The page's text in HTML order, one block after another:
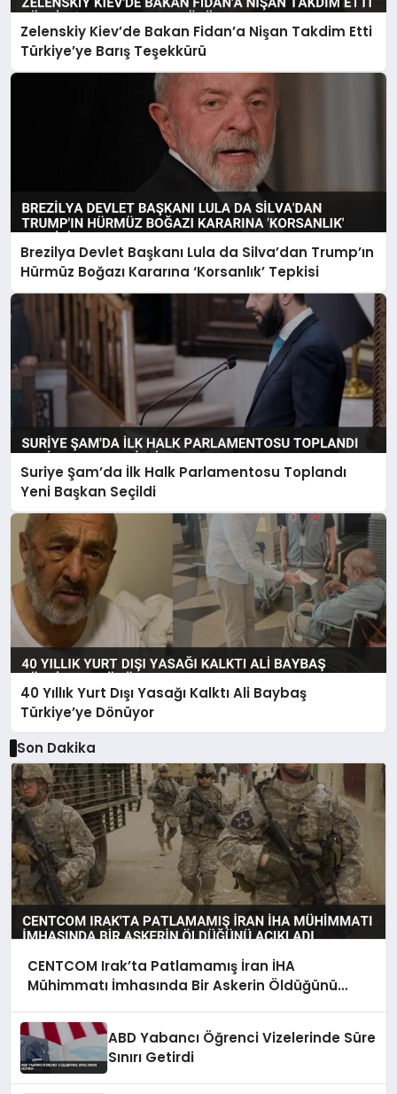
Zelenskiy Kiev’de Bakan Fidan’a Nişan Takdim Etti
Türkiye’ye Barış Teşekkürü
Brezilya Devlet Başkanı Lula da Silva’dan Trump’ın
Hürmüz Boğazı Kararına ‘Korsanlık’ Tepkisi
Suriye Şam’da İlk Halk Parlamentosu Toplandı
Yeni Başkan Seçildi
40 Yıllık Yurt Dışı Yasağı Kalktı Ali Baybaş
Türkiye’ye Dönüyor
Son Dakika
CENTCOM Irak’ta Patlamamış İran İHA
Mühimmatı İmhasında Bir Askerin Öldüğünü
ABD Yabancı Öğrenci Vizelerinde Süre
Sınırı Getirdi